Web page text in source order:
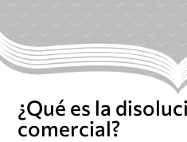
¿Qué es la
comercial?